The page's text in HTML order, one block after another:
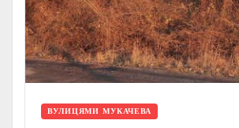
ВУЛИЦЯМИ МУКАЧЕВА